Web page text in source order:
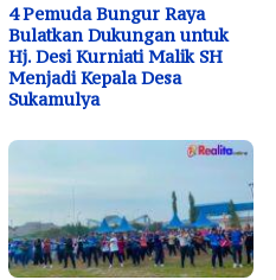
4 Pemuda Bungur Raya
Bulatkan Dukungan untuk
Hj. Desi Kurniati Malik SH
Menjadi Kepala Desa
Sukamulya